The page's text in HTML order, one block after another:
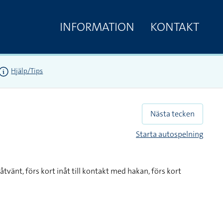
INFORMATION KONTAKT
Hjälp/Tips
Nästa tecken
Starta autospelning
förs kort inåt till kontakt med hakan, förs kort